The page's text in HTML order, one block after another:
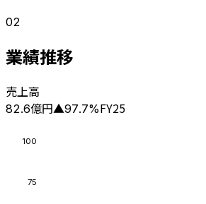
02
業績推移
売上高
82.6億円▲97.7%FY25
75
100